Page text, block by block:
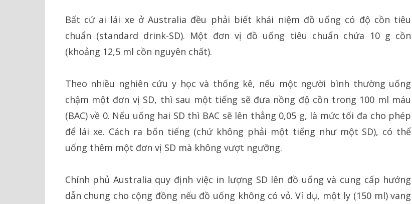
Bất cứ ai lái xe ở Australia đều phải biết khái niệm đồ uống có độ cồn tiêu
chuẩn (standard drink-SD). Một đơn vị đồ uống tiêu chuẩn chứa 10 g cồn
(khoảng 12,5 ml cồn nguyên chất).
Theo nhiều nghiên cứu y học và thống kê, nếu một người bình thường uống
chậm một đơn vị SD, thì sau một tiếng sẽ đưa nồng độ cồn trong 100 ml máu
(BAC) về 0. Nếu uống hai SD thì BAC sẽ lên thẳng 0,05 g, là mức tối đa cho phép
để lái xe. Cách ra bốn tiếng (chứ không phải một tiếng như một SD), có thể
uống thêm một đơn vị SD mà không vượt ngưỡng.
Chính phủ Australia quy định việc in lượng SD lên đồ uống và cung cấp hướng
dẫn chung cho cộng đồng nếu đồ uống không có vỏ. Ví dụ, một ly (150 ml) vang